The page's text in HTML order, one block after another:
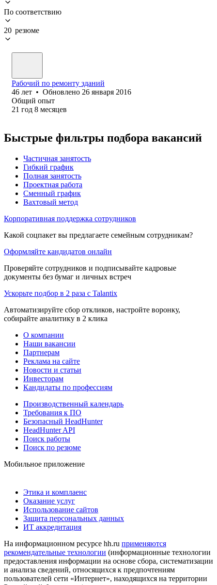
По соответствию
20 резюме
Рабочий по ремонту зданий
46 лет • Обновлено 26 января 2016
Общий опыт
21 год 8 месяцев
Быстрые фильтры подбора вакансий
Частичная занятость
Гибкий график
Полная занятость
Проектная работа
Сменный график
Вахтовый метод
Корпоративная поддержка сотрудников
Какой соцпакет вы предлагаете семейным сотрудникам?
Оформляйте кандидатов онлайн
Проверяйте сотрудников и подписывайте кадровые
документы без бумаг и личных встреч
Ускорьте подбор в 2 раза с Talantix
Автоматизируйте сбор откликов, настройте воронку,
собирайте аналитику в 2 клика
О компании
Наши вакансии
Партнерам
Реклама на сайте
Новости и статьи
Инвесторам
Кандидаты по профессиям
Производственный календарь
Требования к ПО
Безопасный HeadHunter
HeadHunter API
Поиск работы
Поиск по резюме
Мобильное приложение
Этика и комплаенс
Оказание услуг
Использование сайтов
Защита персональных данных
ИТ аккредитация
На информационном ресурсе hh.ru применяются
рекомендательные технологии (информационные технологии
предоставления информации на основе сбора, систематизации
и анализа сведений, относящихся к предпочтениям
пользователей сети «Интернет», находящихся на территории